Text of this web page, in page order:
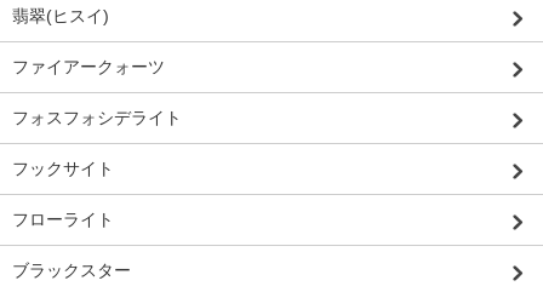
翡翠(ヒスイ)
ファイアークォーツ
フォスフォシデライト
フックサイト
フローライト
ブラックスター